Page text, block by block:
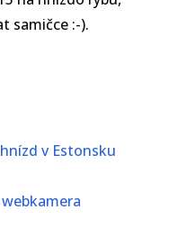
samičce :-).
v Estonsku